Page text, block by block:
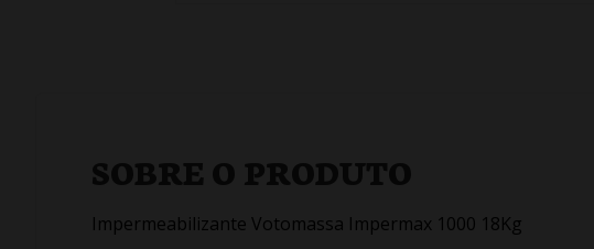
SOBRE O PRODUTO
Impermeabilizante Votomassa Impermax 1000 18Kg